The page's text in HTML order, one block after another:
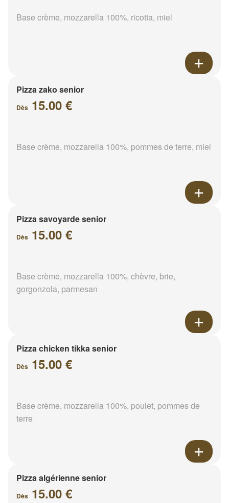
Base crème, mozzarella 100%, ricotta, miel
Pizza zako senior
Dès 15.00 €
Base crème, mozzarella 100%, pommes de terre, miel
Pizza savoyarde senior
Dès 15.00 €
Base crème, mozzarella 100%, chèvre, brie,
gorgonzola, parmesan
Pizza chicken tikka senior
Dès 15.00 €
Base crème, mozzarella 100%, poulet, pommes de
terre
Pizza algérienne senior
Dès 15.00 €